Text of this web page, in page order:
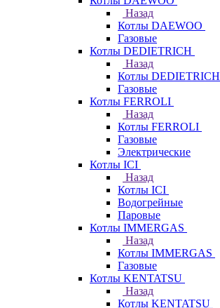
Назад
Котлы DAEWOO
Газовые
Котлы DEDIETRICH
Назад
Котлы DEDIETRICH
Газовые
Котлы FERROLI
Назад
Котлы FERROLI
Газовые
Электрические
Котлы ICI
Назад
Котлы ICI
Водогрейные
Паровые
Котлы IMMERGAS
Назад
Котлы IMMERGAS
Газовые
Котлы KENTATSU
Назад
Котлы KENTATSU